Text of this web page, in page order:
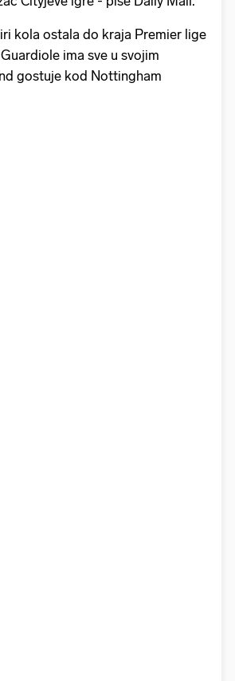
kola ostala do kraja Premier lige
ima sve u svojim
gostuje kod Nottingham